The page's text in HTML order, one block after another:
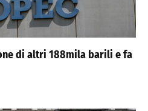
di altri 188mila barili e fa